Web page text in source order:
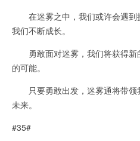
在迷雾之中，我们或许会遇到
我们不断成长。
勇敢面对迷雾，我们将获得新
的可能。
只要勇敢出发，迷雾通将带领
未来。
#35#